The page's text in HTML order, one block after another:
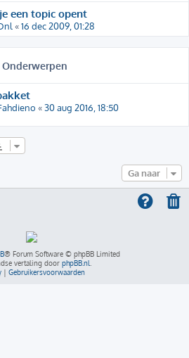
een topic opent
«16 dec 2009, 01:28
Onderwerpen
«30 aug 2016, 18:50
Ga naar
® Forum Software © phpBB Limited
vertaling door phpBB.nl
| Gebruikersvoorwaarden